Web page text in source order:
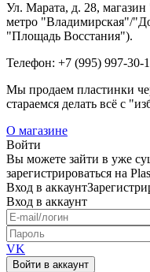
Ул. Марата, д. 28,
метро "Владимирская"/
"Площадь Восстания").
Телефон: +7 (995) 997-30-
Мы продаем пластинки
стараемся делать всё с
О магазине
Войти
Вы можете зайти в уже
зарегистрироваться на
Вход в аккаунт
Вход в аккаунт
VK
Войти в аккаунт